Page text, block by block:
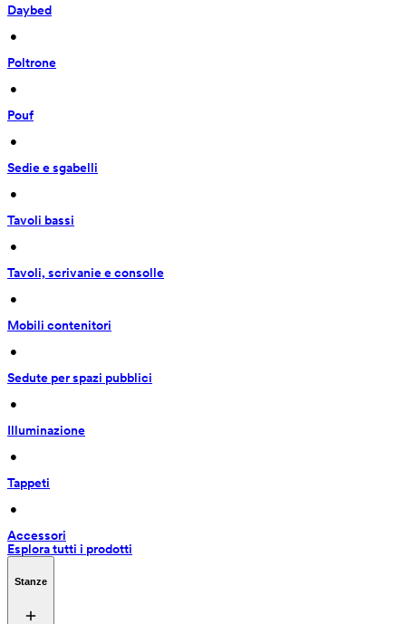
Daybed
•
Poltrone
•
Pouf
•
Sedie e sgabelli
•
Tavoli bassi
•
Tavoli, scrivanie e consolle
•
Mobili contenitori
•
Sedute per spazi pubblici
•
Illuminazione
•
Tappeti
•
Accessori
Esplora tutti i prodotti
Stanze